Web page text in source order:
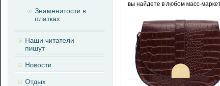
вы найдете в любом масс-
Знаменитости в
платках
Наши читатели
пишут
Новости
Отдых